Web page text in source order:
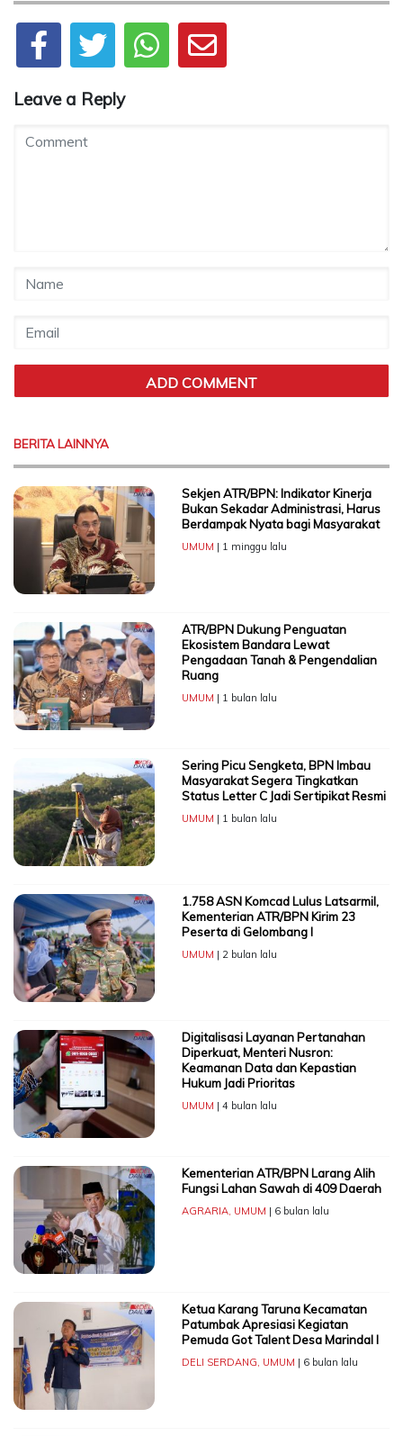
Leave a Reply
BERITA LAINNYA
Sekjen ATR/BPN: Indikator Kinerja
Bukan Sekadar Administrasi, Harus
Berdampak Nyata bagi Masyarakat
UMUM | 1 minggu lalu
ATR/BPN Dukung Penguatan
Ekosistem Bandara Lewat
Pengadaan Tanah & Pengendalian
Ruang
UMUM | 1 bulan lalu
Sering Picu Sengketa, BPN Imbau
Masyarakat Segera Tingkatkan
Status Letter C Jadi Sertipikat Resmi
UMUM | 1 bulan lalu
1.758 ASN Komcad Lulus Latsarmil,
Kementerian ATR/BPN Kirim 23
Peserta di Gelombang I
UMUM | 2 bulan lalu
Digitalisasi Layanan Pertanahan
Diperkuat, Menteri Nusron:
Keamanan Data dan Kepastian
Hukum Jadi Prioritas
UMUM | 4 bulan lalu
Kementerian ATR/BPN Larang Alih
Fungsi Lahan Sawah di 409 Daerah
AGRARIA, UMUM | 6 bulan lalu
Ketua Karang Taruna Kecamatan
Patumbak Apresiasi Kegiatan
Pemuda Got Talent Desa Marindal I
DELI SERDANG UMUM | 6 bulan lalu